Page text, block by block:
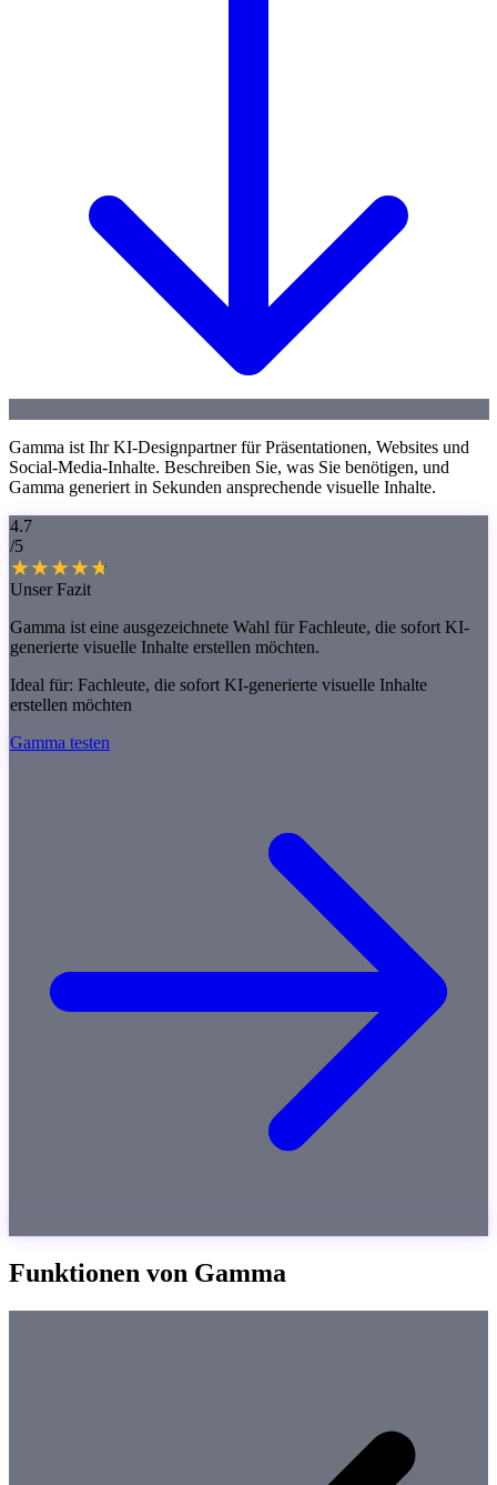
Gamma ist Ihr KI-Designpartner für Präsentationen, Websites und
Social-Media-Inhalte. Beschreiben Sie, was Sie benötigen, und
Gamma generiert in Sekunden ansprechende visuelle Inhalte.
4.7
/5
Unser Fazit
Gamma ist eine ausgezeichnete Wahl für Fachleute, die sofort KI-
generierte visuelle Inhalte erstellen möchten.
Ideal für: Fachleute, die sofort KI-generierte visuelle Inhalte
erstellen möchten
Gamma testen
Funktionen von Gamma